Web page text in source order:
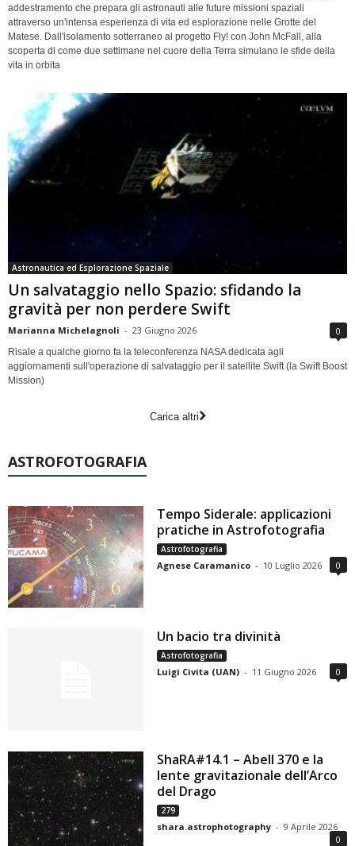
addestramento che prepara gli astronauti alle future missioni spaziali
attraverso un'intensa esperienza di vita ed esplorazione nelle Grotte del
Matese. Dall'isolamento sotterraneo al progetto Fly! con John McFall, alla
scoperta di come due settimane nel cuore della Terra simulano le sfide della
vita in orbita
Astronautica ed Esplorazione Spaziale
Un salvataggio nello Spazio: sfidando la
gravità per non perdere Swift
Marianna Michelagnoli - 23 Giugno 2026 0
Risale a qualche giorno fa la teleconferenza NASA dedicata agli
aggiornamenti sull'operazione di salvataggio per il satellite Swift (la Swift Boost
Mission)
Carica altri
ASTROFOTOGRAFIA
Tempo Siderale: applicazioni
pratiche in Astrofotografia
Astrofotografia
Agnese Caramanico - 10 Luglio 2026 0
Un bacio tra divinità
Astrofotografia
Luigi Civita (UAN) - 11 Giugno 2026 0
ShaRA#14.1 – Abell 370 e la
lente gravitazionale dell’Arco
del Drago
279
shara.astrophotography - 9 Aprile 2026
0